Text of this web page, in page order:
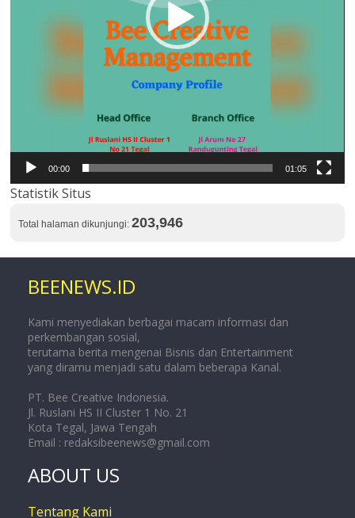
00:00 01:05
Statistik Situs
Total halaman dikunjungi:203,946
BEENEWS.ID
Kami menyediakan berbagai macam informasi dan
perkembangan sosial,
terutama berita mengenai Bisnis dan Entertainment
yang diramu menjadi satu dalam beberapa Kanal.
PT. Bee Creative Indonesia.
Jl. Ruslani HS II Cluster 1 No. 21
Kota Tegal, Jawa Tengah
Email : redaksibeenews@gmail.com
ABOUT US
Tentang Kami